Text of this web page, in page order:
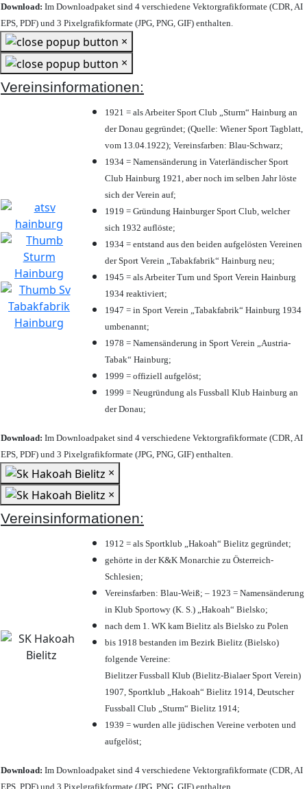
Download: Im Downloadpaket sind 4 verschiedene Vektorgrafikformate (CDR, AI
EPS, PDF) und 3 Pixelgrafikformate (JPG, PNG, GIF) enthalten.
×
×
Vereinsinformationen:
1921 = als Arbeiter Sport Club „Sturm“ Hainburg an
der Donau gegründet; (Quelle: Wiener Sport Tagblatt,
vom 13.04.1922); Vereinsfarben: Blau-Schwarz;
1934 = Namensänderung in Vaterländischer Sport
Club Hainburg 1921, aber noch im selben Jahr löste
sich der Verein auf;
1919 = Gründung Hainburger Sport Club, welcher
sich 1932 auflöste;
1934 = entstand aus den beiden aufgelösten Vereinen
der Sport Verein „Tabakfabrik“ Hainburg neu;
1945 = als Arbeiter Turn und Sport Verein Hainburg
1934 reaktiviert;
1947 = in Sport Verein „Tabakfabrik“ Hainburg 1934
umbenannt;
1978 = Namensänderung in Sport Verein „Austria-
Tabak“ Hainburg;
1999 = offiziell aufgelöst;
1999 = Neugründung als Fussball Klub Hainburg an
der Donau;
Download: Im Downloadpaket sind 4 verschiedene Vektorgrafikformate (CDR, AI
EPS, PDF) und 3 Pixelgrafikformate (JPG, PNG, GIF) enthalten.
×
×
Vereinsinformationen:
1912 = als Sportklub „Hakoah“ Bielitz gegründet;
gehörte in der K&K Monarchie zu Österreich-
Schlesien;
Vereinsfarben: Blau-Weiß; – 1923 = Namensänderung
in Klub Sportowy (K. S.) „Hakoah“ Bielsko;
nach dem 1. WK kam Bielitz als Bielsko zu Polen
bis 1918 bestanden im Bezirk Bielitz (Bielsko)
folgende Vereine:
Bielitzer Fussball Klub (Bielitz-Bialaer Sport Verein)
1907, Sportklub „Hakoah“ Bielitz 1914, Deutscher
Fussball Club „Sturm“ Bielitz 1914;
1939 = wurden alle jüdischen Vereine verboten und
aufgelöst;
Download: Im Downloadpaket sind 4 verschiedene Vektorgrafikformate (CDR, AI
EPS, PDF) und 3 Pixelgrafikformate (JPG, PNG, GIF) enthalten.